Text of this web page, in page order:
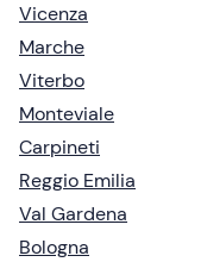
Vicenza
Marche
Viterbo
Monteviale
Carpineti
Reggio Emilia
Val Gardena
Bologna